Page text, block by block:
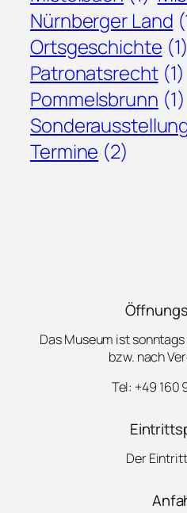
Nürnberger Land
Ortsgeschichte (1)
Patronatsrecht (1)
Pommelsbrunn (1)
Termine (2)
Das Museum ist
bzw. nach
Tel: +49 160
Der